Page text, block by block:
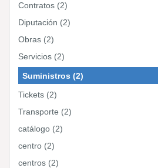
Contratos (2)
Diputación (2)
Obras (2)
Servicios (2)
Suministros (2)
Tickets (2)
Transporte (2)
catálogo (2)
centro (2)
centros (2)